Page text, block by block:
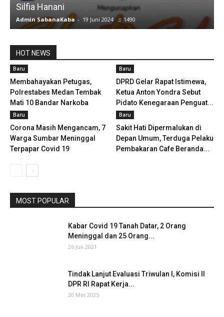
Silfia Hanani
Admin SabanaKaba - 19 Juni 2024 1490
HOT NEWS
Baru
Membahayakan Petugas,
Polrestabes Medan Tembak
Mati 10 Bandar Narkoba
Baru
DPRD Gelar Rapat Istimewa,
Ketua Anton Yondra Sebut
Pidato Kenegaraan Penguat...
Baru
Corona Masih Mengancam, 7
Warga Sumbar Meninggal
Terpapar Covid 19
Baru
Sakit Hati Dipermalukan di
Depan Umum, Terduga Pelaku
Pembakaran Cafe Beranda...
MOST POPULAR
Kabar Covid 19 Tanah Datar, 2 Orang
Meninggal dan 25 Orang...
26 Juli 2021
Tindak Lanjut Evaluasi Triwulan I, Komisi II
DPR RI Rapat Kerja...
20 Mei 2025